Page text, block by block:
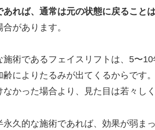
れば、通常は元の状態に戻ることは
があります。
施術であるフェイスリフトは、5〜
齢によりたるみが出てくるからです
なかった場合より、見た目は若々しく
永久的な施術であれば、効果が弱ま